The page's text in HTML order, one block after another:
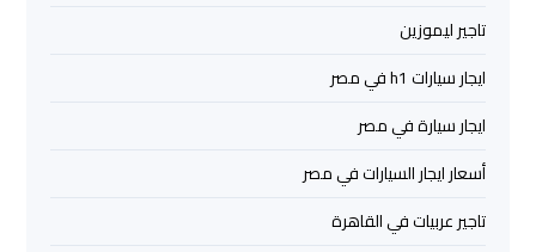
تاجير ليموزين
ايجار سيارات h1 في مصر
ايجار سيارة في مصر
أسعار ايجار السيارات في مصر
تاجير عربيات في القاهرة
ليموزين
الغردقة